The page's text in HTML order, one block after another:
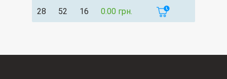
28 52 16 0.00 грн.